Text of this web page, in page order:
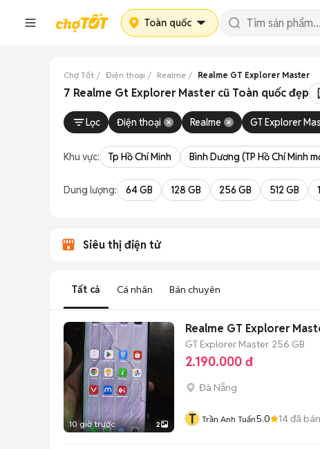
Toàn quốc
Chợ Tốt Điện thoại Realme Realme GT Explorer Master
7 Realme Gt Explorer Master cũ Toàn quốc đẹp
Lọc Điện thoại Realme GT Explorer
Khu vực: Tp Hồ Chí Minh Bình Dương (TP Hồ Chí Minh
Dung lượng: 64 GB 128 GB 256 GB 512 GB
Siêu thị điện tử
Tất cả Cá nhân Bán chuyên
10 giờ trước 2
Realme GT Explorer
GT Explorer Master 256 GB
2.190.000 đ
Đà Nẵng
T Trần Anh Tuấn5.0 14đã bán